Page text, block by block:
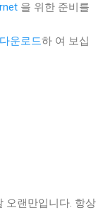
을 위한 준비를
운로드하 여 보십
오랜만입니다. 항상